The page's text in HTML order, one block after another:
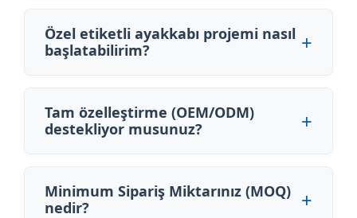
Özel etiketli ayakkabı projemi nasıl
başlatabilirim?
Tam özelleştirme (OEM/ODM)
destekliyor musunuz?
Minimum Sipariş Miktarınız (MOQ)
nedir?